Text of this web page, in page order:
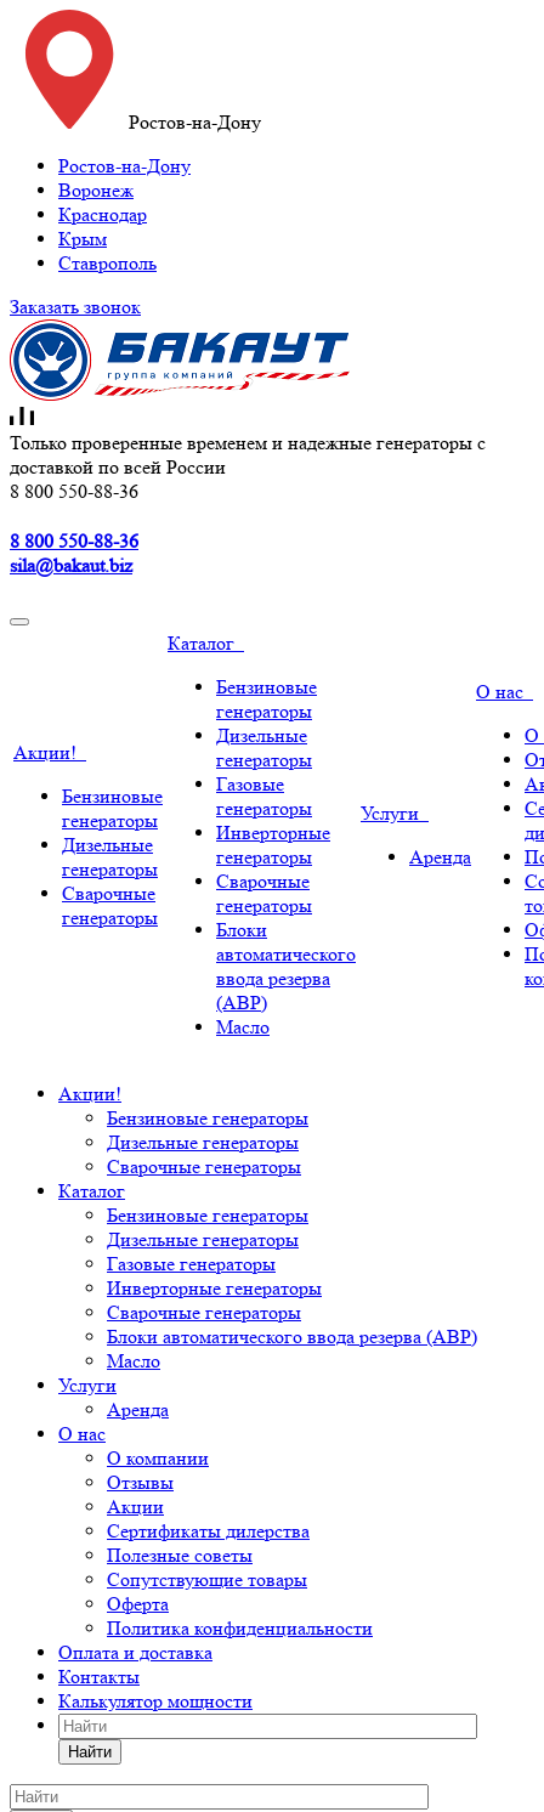
Ростов-на-Дону
Ростов-на-Дону
Воронеж
Краснодар
Крым
Ставрополь
Заказать звонок
Только проверенные временем и надежные генераторы с
доставкой по всей России
8 800 550-88-36
8 800 550-88-36
sila@bakaut.biz
Акции!
Бензиновые
генераторы
Дизельные
генераторы
Сварочные
генераторы
Каталог
Бензиновые
генераторы
Дизельные
генераторы
Газовые
генераторы
Инверторные
генераторы
Сварочные
генераторы
Блоки
автоматического
ввода резерва
(АВР)
Масло
Услуги
Аренда
О нас
О
Акции!
Бензиновые генераторы
Дизельные генераторы
Сварочные генераторы
Каталог
Бензиновые генераторы
Дизельные генераторы
Газовые генераторы
Инверторные генераторы
Сварочные генераторы
Блоки автоматического ввода резерва (АВР)
Масло
Услуги
Аренда
О нас
О компании
Отзывы
Акции
Сертификаты дилерства
Полезные советы
Сопутствующие товары
Оферта
Политика конфиденциальности
Оплата и доставка
Контакты
Калькулятор мощности
Найти